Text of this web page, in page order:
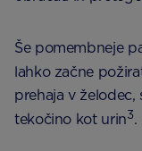
Še pomembneje
lahko začne
prehaja v želodec,
tekočino kot urin3.